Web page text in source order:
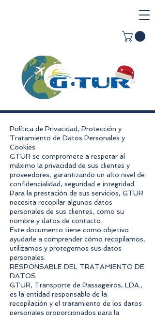
Política de Privacidad, Protección y
Tratamiento de Datos Personales y
Cookies
GTUR se compromete a respetar al
máximo la privacidad de sus clientes y
proveedores, garantizando un alto nivel de
confidencialidad, seguridad e integridad.
Para la prestación de sus servicios, GTUR
necesita recopilar algunos datos
personales de sus clientes, como su
nombre y datos de contacto.
Este documento tiene como objetivo
ayudarle a comprender cómo recopilamos,
utilizamos y protegemos sus datos
personales.
RESPONSABLE DEL TRATAMIENTO DE
DATOS
GTUR, Transporte de Passageiros, LDA.,
es la entidad responsable de la
recopilación y el tratamiento de los datos
personales proporcionados para la